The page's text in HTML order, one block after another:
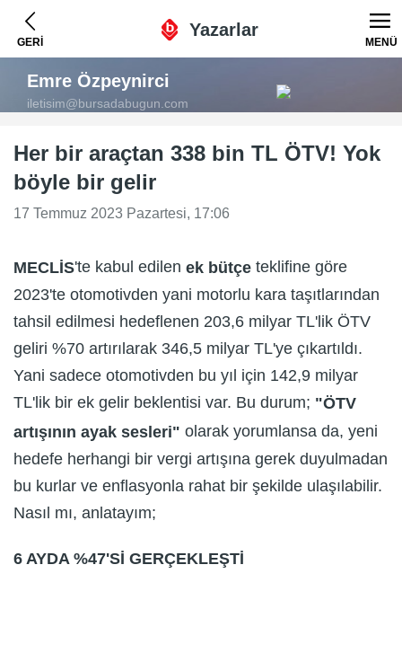
GERİ
Yazarlar
MENÜ
Emre Özpeynirci
iletisim@bursadabugun.com
Her bir araçtan 338 bin TL ÖTV! Yok
böyle bir gelir
17 Temmuz 2023 Pazartesi, 17:06
MECLİS'te kabul edilen ek bütçe teklifine göre
2023'te otomotivden yani motorlu kara taşıtlarından
tahsil edilmesi hedeflenen 203,6 milyar TL'lik ÖTV
geliri %70 artırılarak 346,5 milyar TL'ye çıkartıldı.
Yani sadece otomotivden bu yıl için 142,9 milyar
TL'lik bir ek gelir beklentisi var. Bu durum; "ÖTV
artışının ayak sesleri" olarak yorumlansa da, yeni
hedefe herhangi bir vergi artışına gerek duyulmadan
bu kurlar ve enflasyonla rahat bir şekilde ulaşılabilir.
Nasıl mı, anlatayım;
6 AYDA %47'Sİ GERÇEKLEŞTİ